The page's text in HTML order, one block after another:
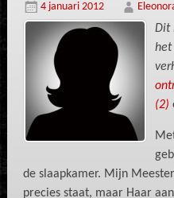
4 januari 2012
Dit
het
(2)
de slaapkamer. Mijn
precies staat, maar Haar